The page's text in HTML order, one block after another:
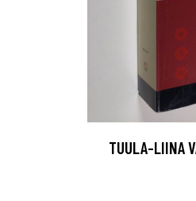
TUULA-LIINA